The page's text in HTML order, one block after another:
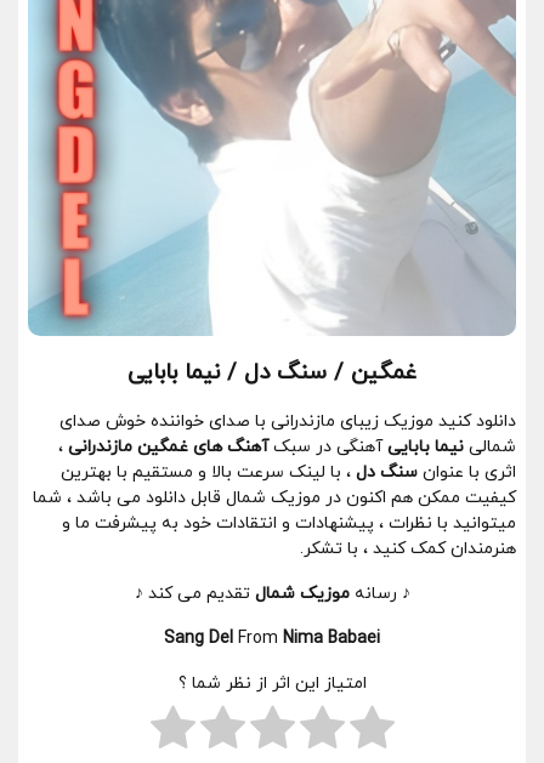
غمگین / سنگ دل / نیما بابایی
دانلود کنید موزیک زیبای مازندرانی با صدای خواننده خوش صدای
شمالی نیما باباییآهنگی در سبکآهنگ های غمگین مازندرانی ،
اثری با عنوان سنگ دل ، با لینک سرعت بالا و مستقیم با بهترین
کیفیت ممکن هم اکنون در موزیک شمال قابل دانلود می باشد ، شما
میتوانید با نظرات ، پیشنهادات و انتقادات خود به پیشرفت ما و
هنرمندان کمک کنید ، با تشکر.
♪ رسانهموزیک شمال تقدیم می کند ♪
Sang Del From Nima Babaei
امتیاز این اثر از نظر شما ؟